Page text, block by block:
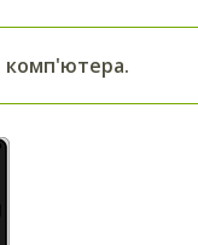
комп'ютера.